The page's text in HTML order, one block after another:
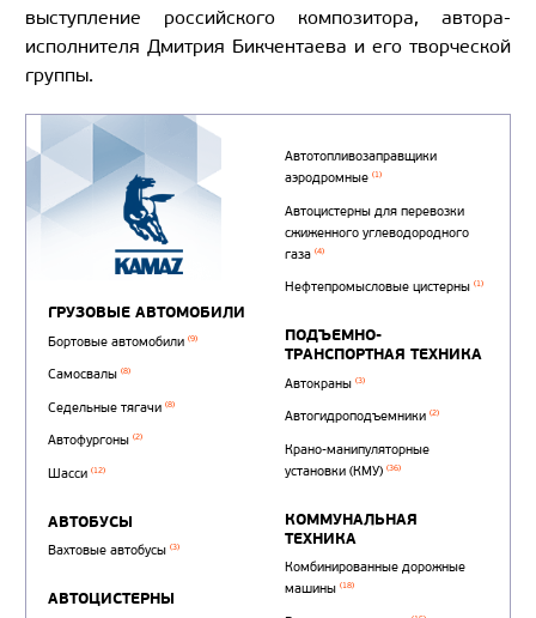
выступление российского композитора, автора-
исполнителя Дмитрия Бикчентаева и его творческой
группы.